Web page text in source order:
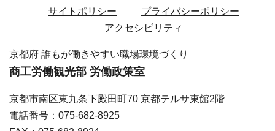
サイトポリシー
プライバシーポリシー
アクセシビリティ
京都府 誰もが働きやすい職場環境づくり
商工労働観光部 労働政策室
京都市南区東九条下殿田町70 京都テルサ東館2階
電話番号：075-682-8925